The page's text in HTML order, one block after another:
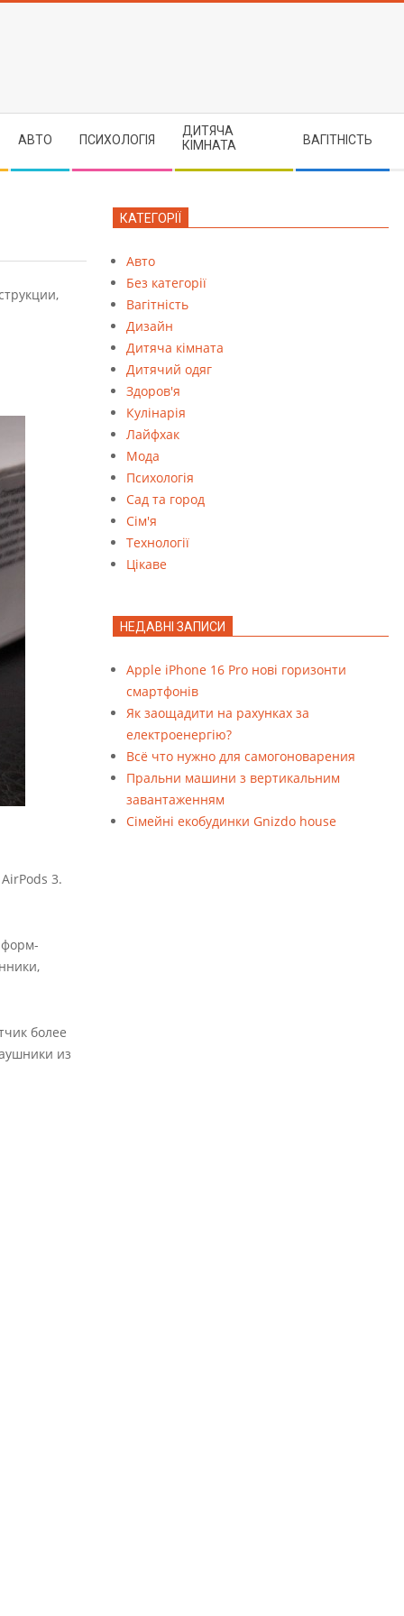
АВТО ПСИХОЛОГІЯ
ДИТЯЧА
КІМНАТА
ВАГІТНІСТЬ
3.
форм-
более
из
КАТЕГОРІЇ
Авто
Без категорії
Вагітність
Дизайн
Дитяча кімната
Дитячий одяг
Здоров'я
Кулінарія
Лайфхак
Мода
Психологія
Сад та город
Сім'я
Технології
Цікаве
НЕДАВНІ ЗАПИСИ
Apple iPhone 16 Pro нові горизонти
смартфонів
Як заощадити на рахунках за
електроенергію?
Всё что нужно для самогоноварения
Пральни машини з вертикальним
завантаженням
Cімейні екобудинки Gnizdo house